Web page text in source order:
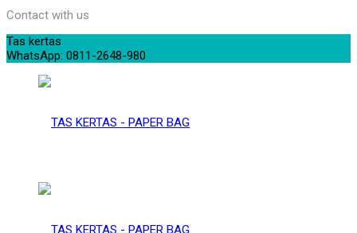
Contact with us
Tas kertas
WhatsApp: 0811-2648-980